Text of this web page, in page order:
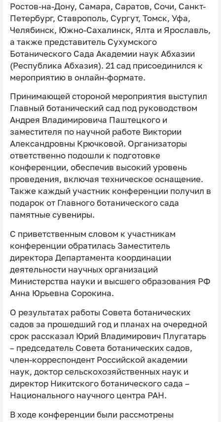
Ростов-на-Дону, Самара, Саратов, Сочи, Санкт-
Петербург, Ставрополь, Сургут, Томск, Уфа,
Челябинск, Южно-Сахалинск, Ялта и Ярославль,
а также представитель Сухумского
Ботанического Сада Академии наук Абхазии
(Республика Абхазия). 21 сад присоединился к
мероприятию в онлайн-формате.
Принимающей стороной мероприятия выступил
Главный ботанический сад под руководством
Андрея Владимировича Паштецкого и
заместителя по научной работе Виктории
Александровны Крючковой. Организаторы
ответственно подошли к подготовке
конференции, обеспечив высокий уровень
проведения, включая техническое оснащение.
Также каждый участник конференции получил в
подарок от Главного ботанического сада
памятные сувениры.
С приветственным словом к участникам
конференции обратилась Заместитель
директора Департамента координации
деятельности научных организаций
Министерства науки и высшего образования РФ
Анна Юрьевна Сорокина.
О результатах работы Совета ботанических
садов за прошедший год и планах на очередной
срок рассказал Юрий Владимирович Плугатарь
– председатель Совета ботанических садов,
член-корреспондент Российской академии
наук, доктор сельскохозяйственных наук и
директор Никитского ботанического сада –
Национального научного центра РАН.
В ходе конференции были рассмотрены